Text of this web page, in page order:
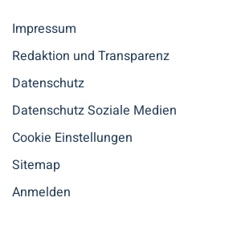
Impressum
Redaktion und Transparenz
Datenschutz
Datenschutz Soziale Medien
Cookie Einstellungen
Sitemap
Anmelden